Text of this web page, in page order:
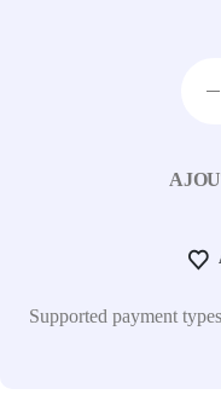
Supported payment